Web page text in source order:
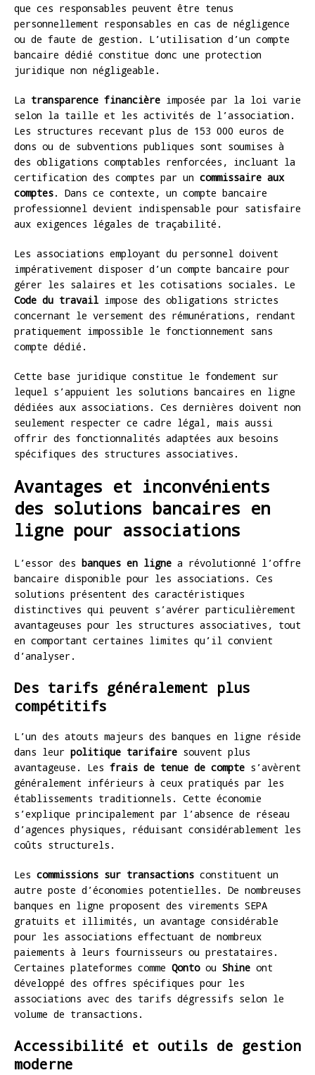
que ces responsables peuvent être tenus
personnellement responsables en cas de négligence
ou de faute de gestion. L’utilisation d’un compte
bancaire dédié constitue donc une protection
juridique non négligeable.
La transparence financière imposée par la loi varie
selon la taille et les activités de l’association.
Les structures recevant plus de 153 000 euros de
dons ou de subventions publiques sont soumises à
des obligations comptables renforcées, incluant la
certification des comptes par un commissaire aux
comptes. Dans ce contexte, un compte bancaire
professionnel devient indispensable pour satisfaire
aux exigences légales de traçabilité.
Les associations employant du personnel doivent
impérativement disposer d’un compte bancaire pour
gérer les salaires et les cotisations sociales. Le
Code du travail impose des obligations strictes
concernant le versement des rémunérations, rendant
pratiquement impossible le fonctionnement sans
compte dédié.
Cette base juridique constitue le fondement sur
lequel s’appuient les solutions bancaires en ligne
dédiées aux associations. Ces dernières doivent non
seulement respecter ce cadre légal, mais aussi
offrir des fonctionnalités adaptées aux besoins
spécifiques des structures associatives.
Avantages et inconvénients
des solutions bancaires en
ligne pour associations
L’essor des banques en ligne a révolutionné l’offre
bancaire disponible pour les associations. Ces
solutions présentent des caractéristiques
distinctives qui peuvent s’avérer particulièrement
avantageuses pour les structures associatives, tout
en comportant certaines limites qu’il convient
d’analyser.
Des tarifs généralement plus
compétitifs
L’un des atouts majeurs des banques en ligne réside
dans leur politique tarifaire souvent plus
avantageuse. Les frais de tenue de compte s’avèrent
généralement inférieurs à ceux pratiqués par les
établissements traditionnels. Cette économie
s’explique principalement par l’absence de réseau
d’agences physiques, réduisant considérablement les
coûts structurels.
Les commissions sur transactions constituent un
autre poste d’économies potentielles. De nombreuses
banques en ligne proposent des virements SEPA
gratuits et illimités, un avantage considérable
pour les associations effectuant de nombreux
paiements à leurs fournisseurs ou prestataires.
Certaines plateformes comme Qontoou Shine ont
développé des offres spécifiques pour les
associations avec des tarifs dégressifs selon le
volume de transactions.
Accessibilité et outils de gestion
moderne